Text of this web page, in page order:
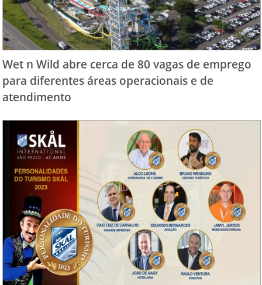
Wet n Wild abre cerca de 80 vagas de emprego
para diferentes áreas operacionais e de
atendimento